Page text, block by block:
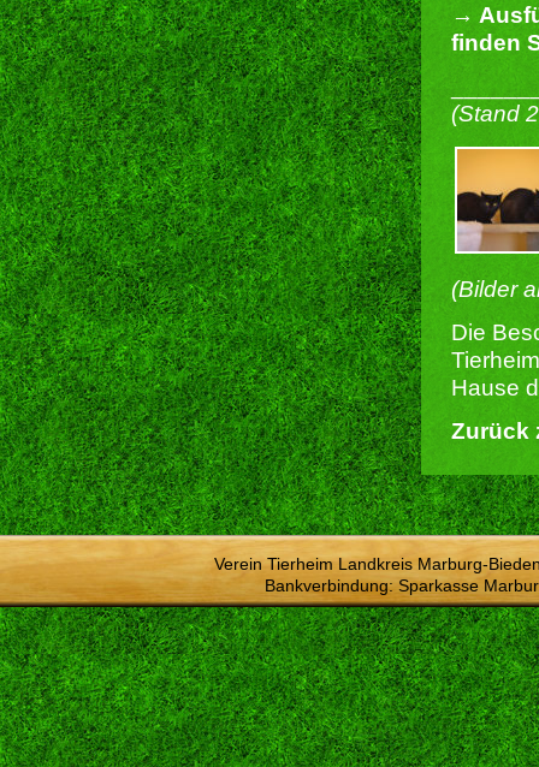
→
finden
(Stand
(Bilder
Die
Hause
Zurück
Verein Tierheim Landkreis Marburg-
Bankverbindung: Sparkasse